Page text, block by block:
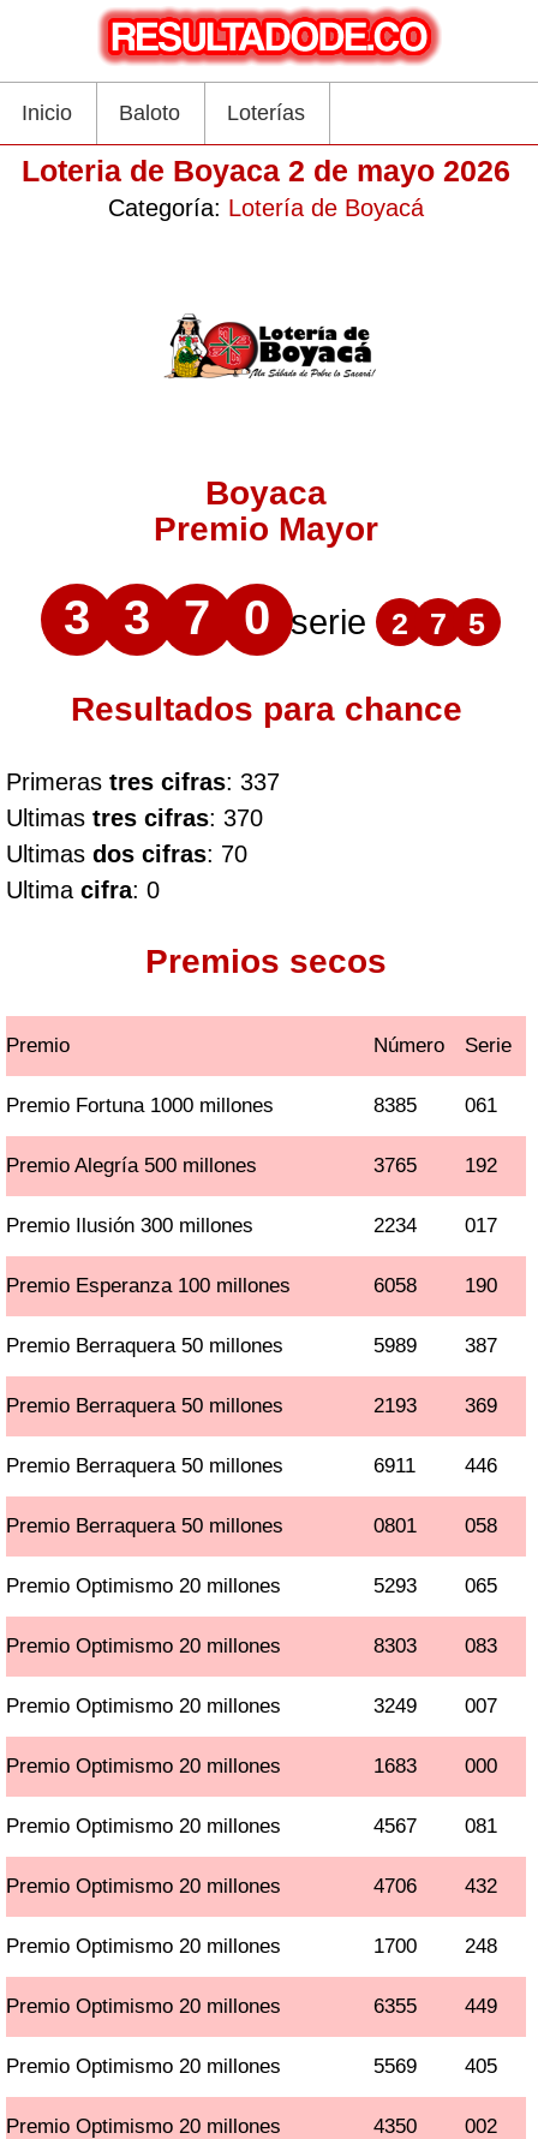
Inicio Baloto Loterías
Loteria de Boyaca 2 de mayo 2026
Categoría: Lotería de Boyacá
Boyaca
Premio Mayor
3 3 7 0 serie 2 7 5
Resultados para chance
Primeras tres cifras: 337
Ultimas tres cifras: 370
Ultimas dos cifras: 70
Ultima cifra: 0
Premios secos
Premio Número Serie
Premio Fortuna 1000 millones 8385 061
Premio Alegría 500 millones 3765 192
Premio Ilusión 300 millones 2234 017
Premio Esperanza 100 millones 6058 190
Premio Berraquera 50 millones 5989 387
Premio Berraquera 50 millones 2193 369
Premio Berraquera 50 millones 6911 446
Premio Berraquera 50 millones 0801 058
Premio Optimismo 20 millones 5293 065
Premio Optimismo 20 millones 8303 083
Premio Optimismo 20 millones 3249 007
Premio Optimismo 20 millones 1683 000
Premio Optimismo 20 millones 4567 081
Premio Optimismo 20 millones 4706 432
Premio Optimismo 20 millones 1700 248
Premio Optimismo 20 millones 6355 449
Premio Optimismo 20 millones 5569 405
Premio Optimismo 20 millones 4350 002